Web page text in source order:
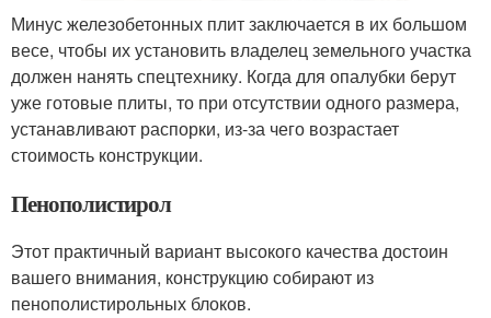
Минус железобетонных плит заключается в их большом
весе, чтобы их установить владелец земельного участка
должен нанять спецтехнику. Когда для опалубки берут
уже готовые плиты, то при отсутствии одного размера,
устанавливают распорки, из-за чего возрастает
стоимость конструкции.
Пенополистирол
Этот практичный вариант высокого качества достоин
вашего внимания, конструкцию собирают из
пенополистирольных блоков.